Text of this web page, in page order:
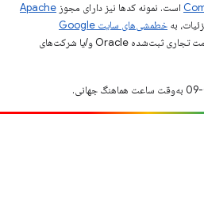
است. نمونه کدها نیز دارای مجوز Apache
به
خطمشی‌های سایت Google
مراجعه کنید. جاوا علامت تجاری ثبت‌شده Oracle و/یا شرکت‌های